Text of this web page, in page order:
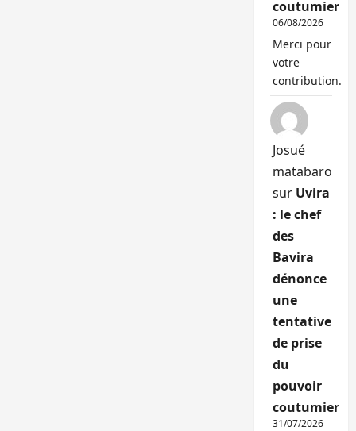
coutumier
06/08/2026
Merci pour
votre
contribution.
Josué
matabaro
sur Uvira
: le chef
des
Bavira
dénonce
une
tentative
de prise
du
pouvoir
coutumier
31/07/2026